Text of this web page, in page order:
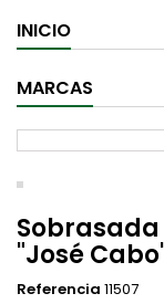
INICIO
MARCAS
"José
Referencia 11507